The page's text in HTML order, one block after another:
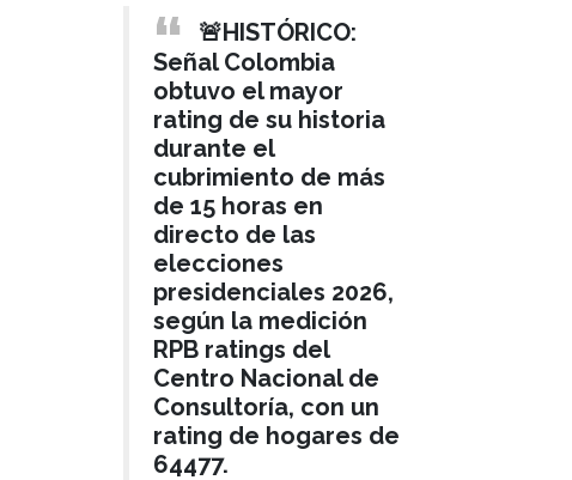
🚨HISTÓRICO:
Señal Colombia
obtuvo el mayor
rating de su historia
durante el
cubrimiento de más
de 15 horas en
directo de las
elecciones
presidenciales 2026,
según la medición
RPB ratings del
Centro Nacional de
Consultoría, con un
rating de hogares de
64477.